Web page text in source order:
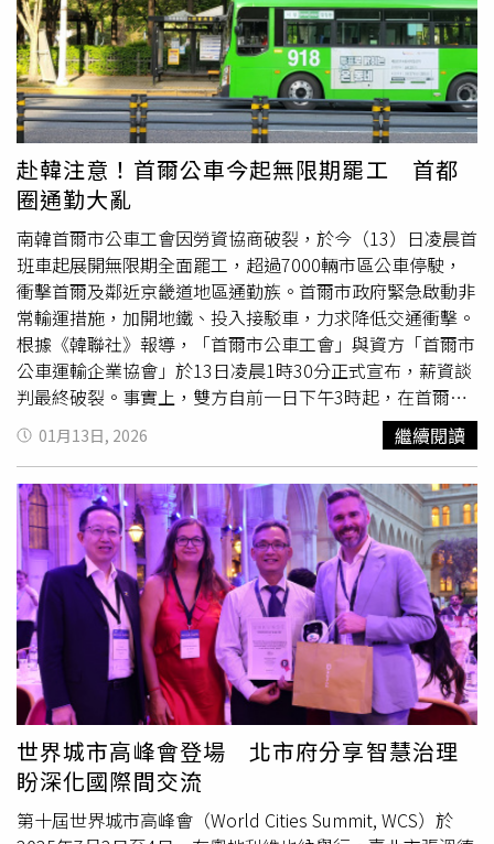
害警戒第2級，並擴編支援對策的工作小組，全面投入防災
工作。市府目前在全市設置約4000處避暑中心，另提供414
處「氣候同行避暑站」、62處緊急避難所、30處移動勞工
休息站及5249處降溫設施；同時啟用187處降溫噴霧及14條
降溫道路，並出動灑水車於主要道路灑水降溫，以降低都市
熱島效應。首爾市長吳世勳表示，高溫防災不應只是增加避
暑設施，更重要的是主動照顧在高溫環境中生活及工作的市
民，未來將持續強化高溫安全防護網，降低熱浪帶來的衝
擊。
赴韓注意！首爾公車今起無限期罷工 首都
圈通勤大亂
南韓首爾市公車工會因勞資協商破裂，於今（13）日凌晨首
班車起展開無限期全面罷工，超過7000輛市區公車停駛，
衝擊首爾及鄰近京畿道地區通勤族。首爾市政府緊急啟動非
常輸運措施，加開地鐵、投入接駁車，力求降低交通衝擊。
根據《韓聯社》報導，「首爾市公車工會」與資方「首爾市
公車運輸企業協會」於13日凌晨1時30分正式宣布，薪資談
判最終破裂。事實上，雙方自前一日下午3時起，在首爾地
方勞動委員會進行長達10多小時的馬拉松式協商，但始終無
法達成協議，工會依原定計畫於凌晨4時發動罷工。目前首
爾共有64家公車公司、394條路線、7382輛市區公車，且全
數工會皆參與罷工，正值寒流期間，外界憂心上下班交通恐
陷入混亂。此次爭議焦點在於「通常薪資」認定問題，資方
表示，依據南韓大法院判決，須將獎金納入通常薪資計算，
但為避免人事成本暴增，提議將獎金併入基本薪資，建立新
的薪資體系，並提出總體10.3%的加薪方案；若未來法院最
終裁定工時認定採納工會主張，也願意溯及適用。然而，工
會方面主張，通常薪資補發問題應排除在此次談判之外，要
求在不調整薪資體系下，直接調薪3%、退休年齡延至65
歲，並廢除薪資差別待遇。資方則反駁，若先調薪3%，再
補發通常薪資，實際加薪幅度將高達約20%，屬於難以承受
的要求。首爾地方勞動委員會曾提出折衷方案，建議暫不處
理通常薪資爭議，僅先調薪0.5%，但工會認為形同凍薪而
拒絕，談判最終破局。工會隨後發表對市民的聲明，批評首
01月13日, 2026 繼續閱讀
世界城市高峰會登場 北市府分享智慧治理
盼深化國際間交流
第十屆世界城市高峰會（World Cities Summit, WCS）於